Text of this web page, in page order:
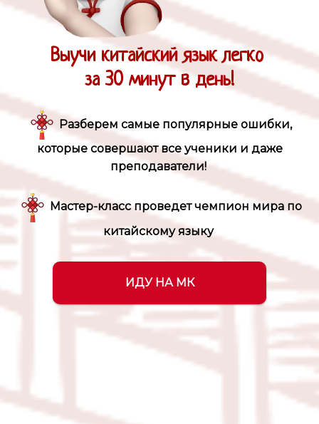
Выучи китайский язык легко
за 30 минут в день!
Разберем самые популярные ошибки,
которые совершают все ученики и даже
преподаватели!
Мастер-класс проведет чемпион мира по
китайскому языку
ИДУ НА МК